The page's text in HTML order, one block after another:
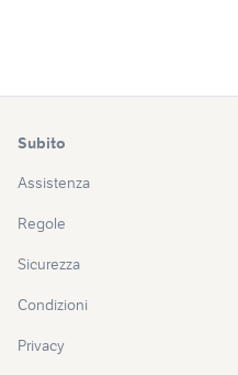
Subito
Assistenza
Regole
Sicurezza
Condizioni
Privacy